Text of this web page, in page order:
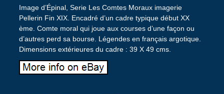
Image d’Épinal, Serie Les Comtes Moraux imagerie
Pellerin Fin XIX. Encadré d’un cadre typique début XX
ème. Comte moral qui joue aux courses d’une façon ou
d’autres perd sa bourse. Légendes en français argotique.
Dimensions extérieures du cadre : 39 X 49 cms.